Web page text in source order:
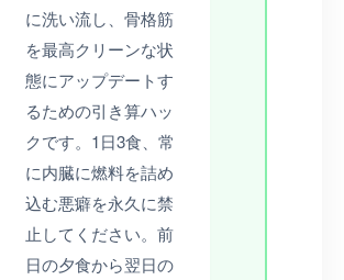
に洗い流し、骨格筋
を最高クリーンな状
態にアップデートす
るための引き算ハッ
クです。1日3食、常
に内臓に燃料を詰め
込む悪癖を永久に禁
止してください。前
日の夕食から翌日の